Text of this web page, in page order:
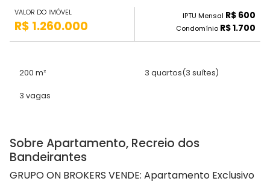
VALOR DO IMÓVEL
R$ 1.260.000
IPTU Mensal R$ 600
Condomínio R$ 1.700
200 m² 3 quartos(3 suítes)
3 vagas
Sobre Apartamento, Recreio dos
Bandeirantes
GRUPO ON BROKERS VENDE: Apartamento Exclusivo